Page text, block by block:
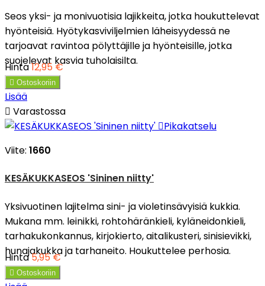
Seos yksi- ja monivuotisia lajikkeita, jotka houkuttelevat
hyönteisiä. Hyötykasviviljelmien läheisyydessä ne
tarjoavat ravintoa pölyttäjille ja hyönteisille, jotka
suojelevat kasvia tuholaisilta.
Hinta12,95 €
 Ostoskoriin
Lisää
 Varastossa
Pikakatselu
Viite: 1660
KESÄKUKKASEOS 'Sininen niitty'
Yksivuotinen lajitelma sini- ja violetinsävyisiä kukkia.
Mukana mm. leinikki, rohtohäränkieli, kyläneidonkieli,
tarhakukonkannus, kirjokierto, aitalikusteri, sinisievikki,
hunajakukka ja tarhaneito. Houkuttelee perhosia.
Hinta5,95 €
 Ostoskoriin